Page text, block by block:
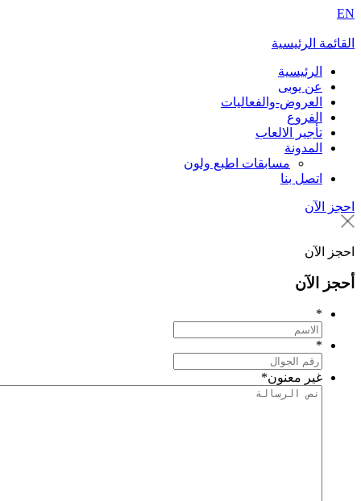
الرئيسية
الرئيسية
عن يوبى
العروض-والفعاليات
الفروع
تأجير الالعاب
المدونة
مسابقات اطبع ولون
اتصل بنا
الآن
الآن
الآن
*
*
غير معنون*